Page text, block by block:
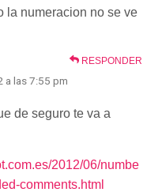
la numeracion no se ve
RESPONDER
a las 7:55 pm
de seguro te va a
2012/06/numbe
comments.html